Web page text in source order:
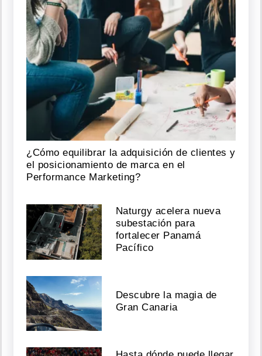
¿Cómo equilibrar la adquisición de clientes y
el posicionamiento de marca en el
Performance Marketing?
Naturgy acelera nueva
subestación para
fortalecer Panamá
Pacífico
Descubre la magia de
Gran Canaria